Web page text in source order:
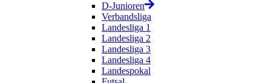
D-Junioren
Verbandsliga
Landesliga 1
Landesliga 2
Landesliga 3
Landesliga 4
Landespokal